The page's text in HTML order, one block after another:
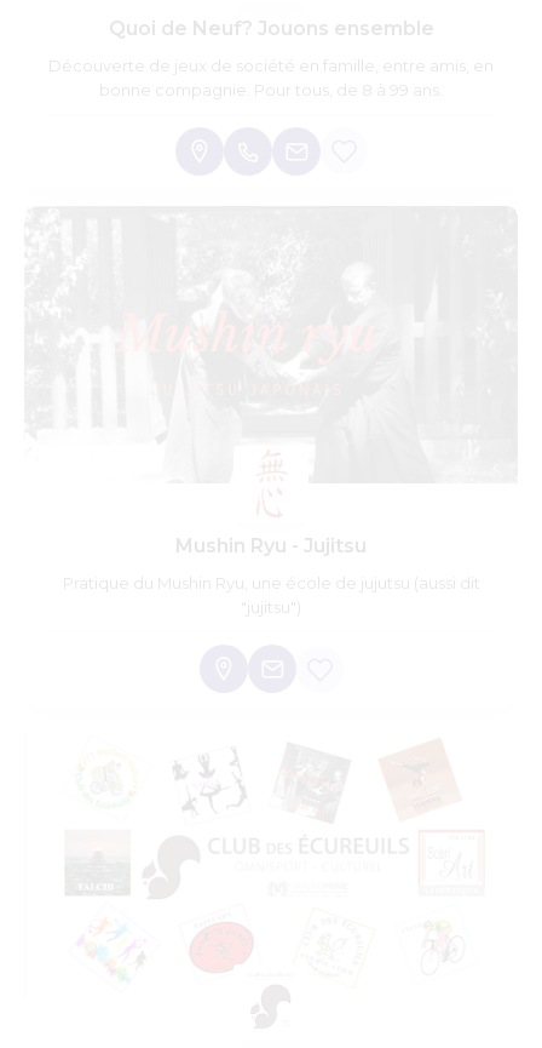
Quoi de Neuf? Jouons ensemble
Découverte de jeux de société en famille, entre amis, en
bonne compagnie. Pour tous, de 8 à 99 ans.
Mushin Ryu - Jujitsu
Pratique du Mushin Ryu, une école de jujutsu (aussi dit
"jujitsu")